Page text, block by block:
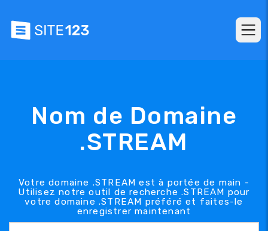
Nom de Domaine
.STREAM
Votre domaine .STREAM est à portée de main -
Utilisez notre outil de recherche .STREAM pour
votre domaine .STREAM préféré et faites-le
enregistrer maintenant